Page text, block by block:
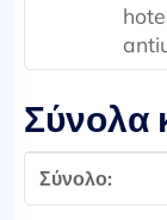
Σύνολα